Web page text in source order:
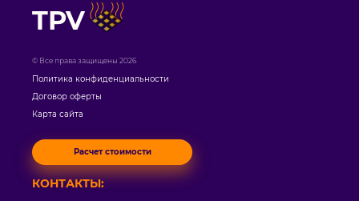
TPV
© Все права защищены 2026
Политика конфиденциальности
Договор оферты
Карта сайта
Расчет стоимости
КОНТАКТЫ: